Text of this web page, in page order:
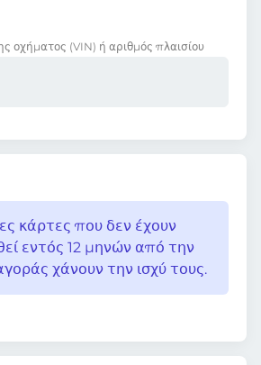
οχήματος (VIN) ή αριθμός πλαισίου
κάρτες που δεν έχουν
εντός 12 μηνών από την
χάνουν την ισχύ τους.